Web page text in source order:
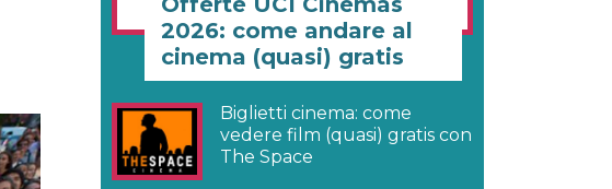
2026: come andare al
cinema (quasi) gratis
Biglietti cinema: come
vedere film (quasi) gratis con
The Space